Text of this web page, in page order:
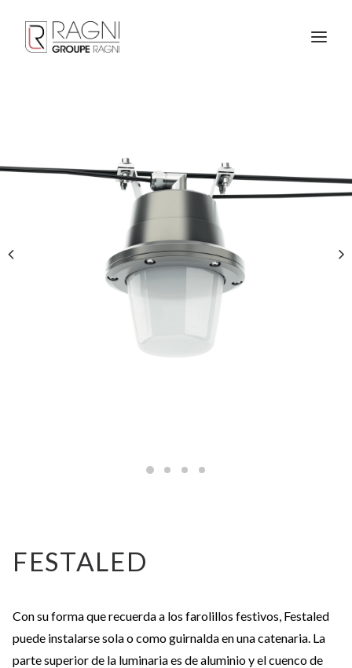
FESTALED
Con su forma que recuerda a los farolillos festivos, Festaled
puede instalarse sola o como guirnalda en una catenaria. La
parte superior de la luminaria es de aluminio y el cuenco de